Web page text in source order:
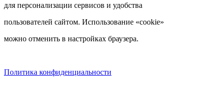
для персонализации сервисов и удобства
пользователей сайтом. Использование «cookie»
можно отменить в настройках браузера.
Политика конфиденциальности